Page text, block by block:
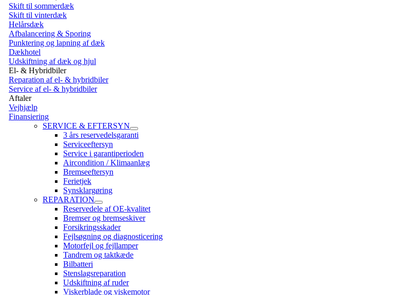
Skift til sommerdæk
Skift til vinterdæk
Helårsdæk
Afbalancering & Sporing
Punktering og lapning af dæk
Dækhotel
Udskiftning af dæk og hjul
El- & Hybridbiler
Reparation af el- & hybridbiler
Service af el- & hybridbiler
Aftaler
Vejhjælp
Finansiering
SERVICE & EFTERSYN
3 års reservedelsgaranti
Serviceeftersyn
Service i garantiperioden
Aircondition / Klimaanlæg
Bremseeftersyn
Ferietjek
Synsklargøring
REPARATION
Reservedele af OE-kvalitet
Bremser og bremseskiver
Forsikringsskader
Fejlsøgning og diagnosticering
Motorfejl og fejllamper
Tandrem og taktkæde
Bilbatteri
Stenslagsreparation
Udskiftning af ruder
Viskerblade og viskemotor